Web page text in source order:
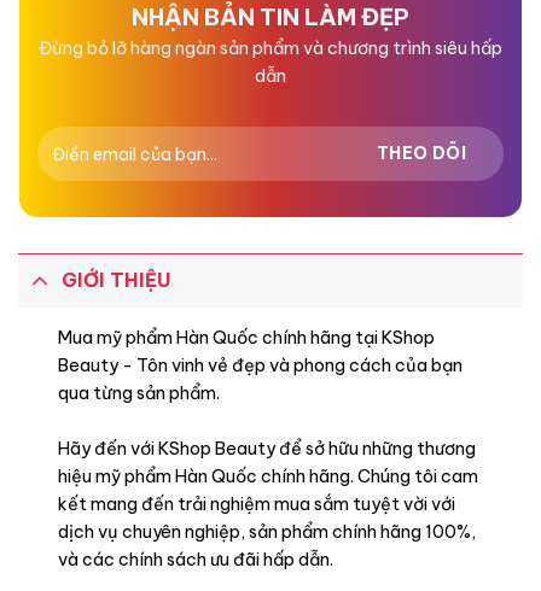
NHẬN BẢN TIN LÀM ĐẸP
Đừng bỏ lỡ hàng ngàn sản phẩm và chương trình siêu hấp
dẫn
GIỚI THIỆU
Mua mỹ phẩm Hàn Quốc chính hãng tại KShop
Beauty - Tôn vinh vẻ đẹp và phong cách của bạn
qua từng sản phẩm.
Hãy đến với KShop Beauty để sở hữu những thương
hiệu mỹ phẩm Hàn Quốc chính hãng. Chúng tôi cam
kết mang đến trải nghiệm mua sắm tuyệt vời với
dịch vụ chuyên nghiệp, sản phẩm chính hãng 100%,
và các chính sách ưu đãi hấp dẫn.